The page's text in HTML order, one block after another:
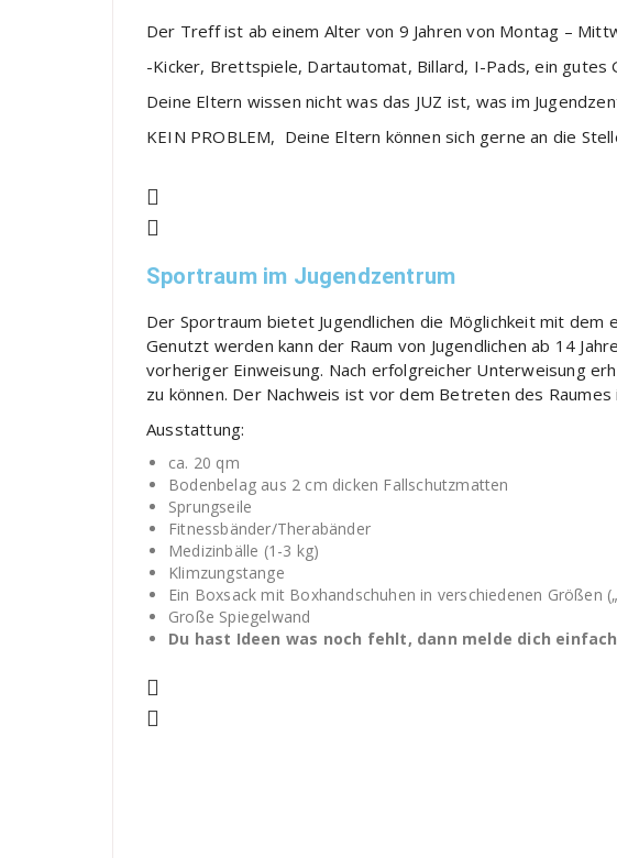
Der Treff ist ab einem Alter von 9 Jahren von Montag –
-Kicker, Brettspiele, Dartautomat, Billard, I-Pads, ein gutes
Deine Eltern wissen nicht was das JUZ ist, was im
KEIN PROBLEM, Deine Eltern können sich gerne an die
Sportraum im Jugendzentrum​
Der Sportraum bietet Jugendlichen die Möglichkeit mit
Genutzt werden kann der Raum von Jugendlichen ab 14
vorheriger Einweisung. Nach erfolgreicher Unterweisung
zu können. Der Nachweis ist vor dem Betreten des
Ausstattung:
ca. 20 qm
Bodenbelag aus 2 cm dicken Fallschutzmatten
Sprungseile
Fitnessbänder/Therabänder
Medizinbälle (1-3 kg)
Klimzungstange
Ein Boxsack mit Boxhandschuhen in verschiedenen Größen
Große Spiegelwand
Du hast Ideen was noch fehlt, dann melde dich